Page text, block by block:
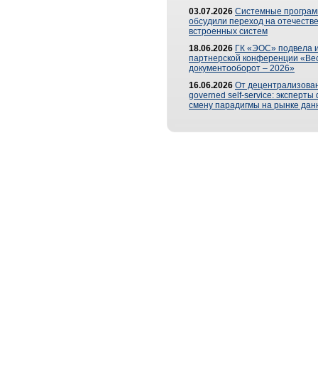
03.07.2026 Системные
обсудили переход на
встроенных систем
18.06.2026 ГК «ЭОС» подвела
партнерской конференции
документооборот – 2026»
16.06.2026 От
governed self-service: эксперты
смену парадигмы на рынке